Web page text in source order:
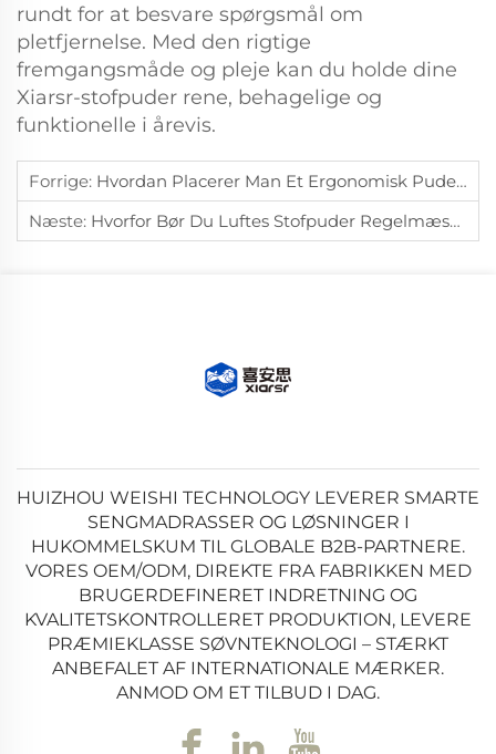
rundt for at besvare spørgsmål om
pletfjernelse. Med den rigtige
fremgangsmåde og pleje kan du holde dine
Xiarsr-stofpuder rene, behagelige og
funktionelle i årevis.
Forrige: Hvordan Placerer Man Et Ergonomisk Pude Til Dem, Der Sover På Ryggen?
Næste: Hvorfor Bør Du Luftes Stofpuder Regelmæssigt For At Holde Dem Friske?
HUIZHOU WEISHI TECHNOLOGY LEVERER SMARTE
SENGMADRASSER OG LØSNINGER I
HUKOMMELSKUM TIL GLOBALE B2B-PARTNERE.
VORES OEM/ODM, DIREKTE FRA FABRIKKEN MED
BRUGERDEFINERET INDRETNING OG
KVALITETSKONTROLLERET PRODUKTION, LEVERE
PRÆMIEKLASSE SØVNTEKNOLOGI – STÆRKT
ANBEFALET AF INTERNATIONALE MÆRKER.
ANMOD OM ET TILBUD I DAG.